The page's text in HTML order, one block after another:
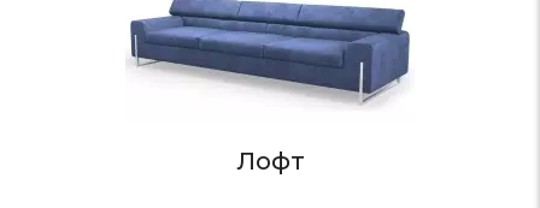
Лофт